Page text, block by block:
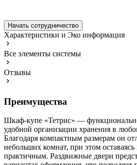
Начать сотрудничество
Характеристики и Эко информация
Все элементы системы
Отзывы
Преимущества
Шкаф-купе «Тетрис» —
удобной организации хранения в
Благодаря компактным размерам он
небольших комнат, при этом
практичным. Раздвижные двери